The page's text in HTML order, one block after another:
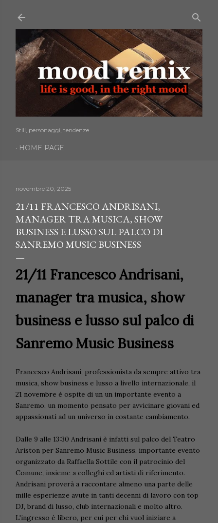
Stili, personaggi, tendenze
HOME PAGE
novembre 20, 2025
21/11 FRANCESCO ANDRISANI,
MANAGER TRA MUSICA, SHOW
BUSINESS E LUSSO SUL PALCO DI
SANREMO MUSIC BUSINESS
21/11 Francesco Andrisani,
manager tra musica, show
business e lusso sul palco di
Sanremo Music Business
Francesco Andrisani, professionista da sempre attivo tra
musica, show business e lusso a livello internazionale, il
21 novembre è ospite di un un importante evento a
Sanremo, un momento pensato per avvicinare giovani ed
appassionati ad un universo in costante cambiamento.
Dalle 9 alle 13:30 Andrisani è infatti sul palco del Teatro
Ariston per Sanremo Music Business, importante evento
organizzato da Raffaella Sottile con il patrocinio del
Comune, insieme a colleghi ed artisti di riferimento.
Andrisani proverà a raccontare almeno una parte delle
mille esperienze avute in tanti decenni di lavoro con top
DJ, brand di lusso, club internazionali e molto altro.
L'ingresso è libero, per cui per chi vuol iniziare a